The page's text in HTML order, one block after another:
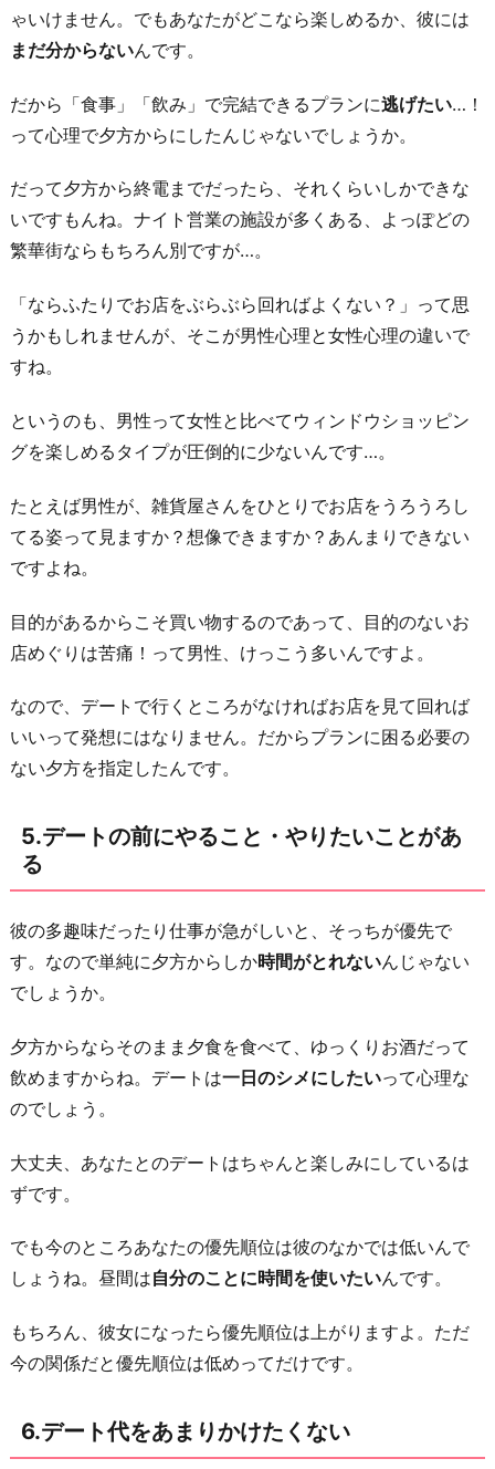
ゃいけません。でもあなたがどこなら楽しめるか、彼には
まだ分からないんです。
だから「食事」「飲み」で完結できるプランに逃げたい…！
って心理で夕方からにしたんじゃないでしょうか。
だって夕方から終電までだったら、それくらいしかできな
いですもんね。ナイト営業の施設が多くある、よっぽどの
繁華街ならもちろん別ですが…。
「ならふたりでお店をぶらぶら回ればよくない？」って思
うかもしれませんが、そこが男性心理と女性心理の違いで
すね。
というのも、男性って女性と比べてウィンドウショッピン
グを楽しめるタイプが圧倒的に少ないんです…。
たとえば男性が、雑貨屋さんをひとりでお店をうろうろし
てる姿って見ますか？想像できますか？あんまりできない
ですよね。
目的があるからこそ買い物するのであって、目的のないお
店めぐりは苦痛！って男性、けっこう多いんですよ。
なので、デートで行くところがなければお店を見て回れば
いいって発想にはなりません。だからプランに困る必要の
ない夕方を指定したんです。
5.デートの前にやること・やりたいことがあ
る
彼の多趣味だったり仕事が急がしいと、そっちが優先で
す。なので単純に夕方からしか時間がとれないんじゃない
でしょうか。
夕方からならそのまま夕食を食べて、ゆっくりお酒だって
飲めますからね。デートは一日のシメにしたいって心理な
のでしょう。
大丈夫、あなたとのデートはちゃんと楽しみにしているは
ずです。
でも今のところあなたの優先順位は彼のなかでは低いんで
しょうね。昼間は自分のことに時間を使いたいんです。
もちろん、彼女になったら優先順位は上がりますよ。ただ
今の関係だと優先順位は低めってだけです。
6.デート代をあまりかけたくない